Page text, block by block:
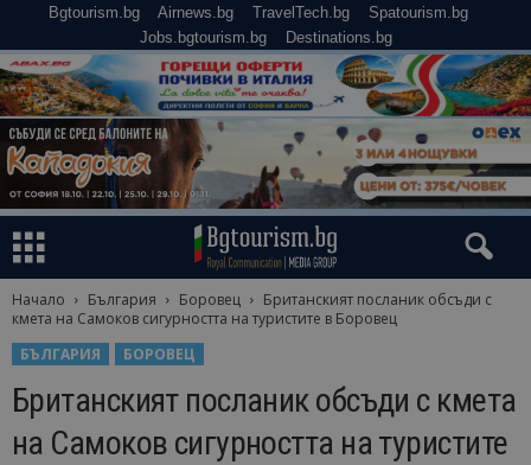
Bgtourism.bg Airnews.bg TravelTech.bg
Spatourism.bg
Jobs.bgtourism.bg
Destinations.bg
Начало България Боровец
Британският посланик обсъди с
кмета на Самоков сигурността на туристите в Боровец
БЪЛГАРИЯ
БОРОВЕЦ
Британският посланик обсъди с кмета
на Самоков сигурността на туристите